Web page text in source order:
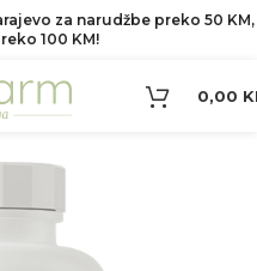
za narudžbe preko 50 KM,
100 KM!
0,00